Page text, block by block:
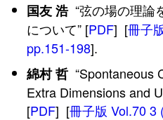
国友 浩“弦の場の理論
について” [PDF] [冊子
pp.151-198].
綿村 哲“Spontaneous
Extra Dimensions and
[PDF] [冊子版 Vol.70 3